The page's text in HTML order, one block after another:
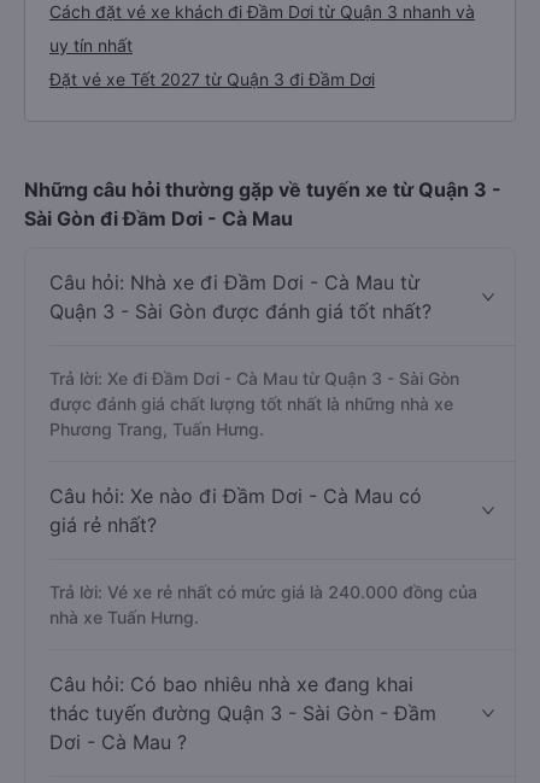
Cách đặt vé xe khách đi Đầm Dơi từ Quận 3 nhanh và
uy tín nhất
Đặt vé xe Tết 2027 từ Quận 3 đi Đầm Dơi
Những câu hỏi thường gặp về tuyến xe từ Quận 3 -
Sài Gòn đi Đầm Dơi - Cà Mau
Câu hỏi: Nhà xe đi Đầm Dơi - Cà Mau từ
Quận 3 - Sài Gòn được đánh giá tốt nhất?
Trả lời: Xe đi Đầm Dơi - Cà Mau từ Quận 3 - Sài Gòn
được đánh giá chất lượng tốt nhất là những nhà xe
Phương Trang, Tuấn Hưng.
Câu hỏi: Xe nào đi Đầm Dơi - Cà Mau có
giá rẻ nhất?
Trả lời: Vé xe rẻ nhất có mức giá là 240.000 đồng của
nhà xe Tuấn Hưng.
Câu hỏi: Có bao nhiêu nhà xe đang khai
thác tuyến đường Quận 3 - Sài Gòn - Đầm
Dơi - Cà Mau ?